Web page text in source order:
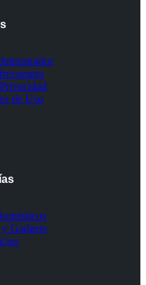
de Uso
Gadgets